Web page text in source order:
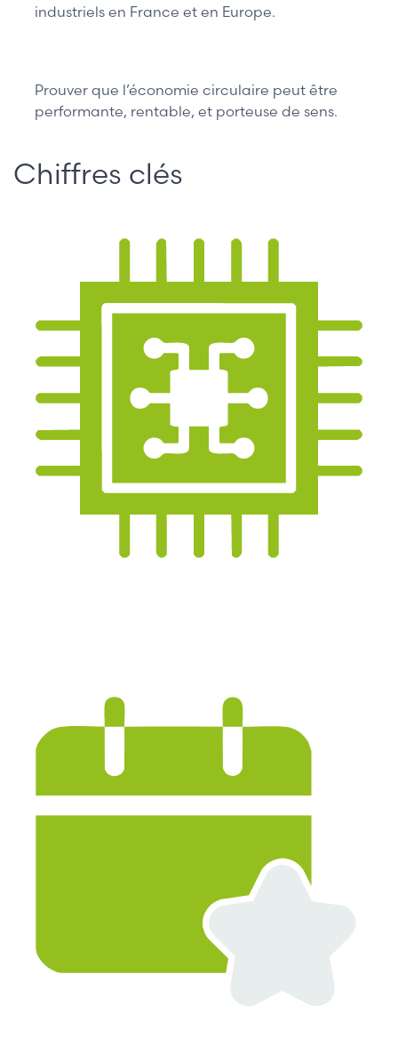
industriels en France et en Europe.
Prouver que l’économie circulaire peut être
performante, rentable, et porteuse de sens.
Chiffres clés